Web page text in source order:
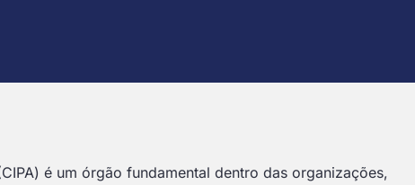
é um órgão fundamental dentro das organizações,